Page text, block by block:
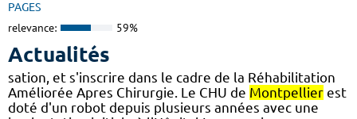
PAGES
relevance: 59%
Actualités
sation, et s'inscrire dans le cadre de la Réhabilitation
Améliorée Apres Chirurgie. Le CHU de Montpellier est
doté d'un robot depuis plusieurs années avec une